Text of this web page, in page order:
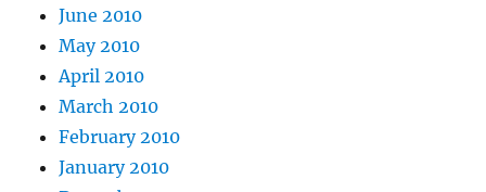
June 2010
May 2010
April 2010
March 2010
February 2010
January 2010